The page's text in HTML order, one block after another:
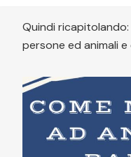
Quindi
persone ed animali